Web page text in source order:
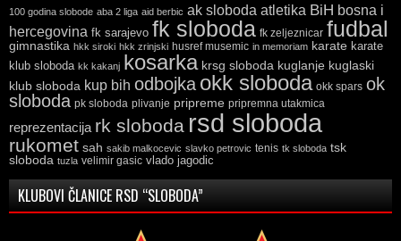
100 godina slobode aba 2 liga aid berbic ak sloboda atletika BiH bosna i
hercegovina fk sarajevo fk sloboda fk zeljeznicar fudbal
gimnastika hkk siroki hkk zrinjski husref musemic in memoriam karate karate
klub sloboda kk kakanj kosarka krsg sloboda kuglanje kuglaski
klub sloboda kup bih odbojka okk sloboda okk spars ok
sloboda pk sloboda plivanje pripreme pripremna utakmica
reprezentacija rk sloboda rsd sloboda
rukomet sah sakib malkocevic slavko petrovic tenis tk sloboda tsk
sloboda tuzla velimir gasic vlado jagodic
KLUBOVI ČLANICE RSD “SLOBODA”